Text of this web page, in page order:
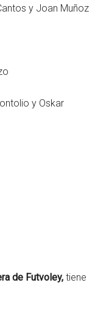
y Joan Muñoz
y Oskar
de Futvoley, tiene